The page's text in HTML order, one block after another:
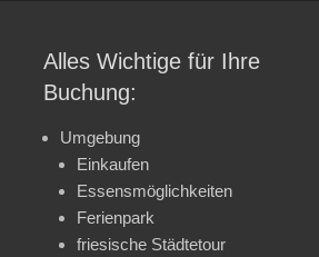
Alles Wichtige für Ihre
Buchung:
Umgebung
Einkaufen
Essensmöglichkeiten
Ferienpark
friesische Städtetour